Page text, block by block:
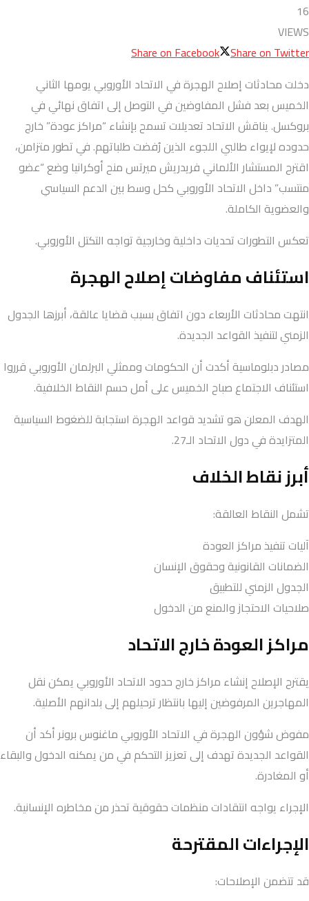
16
VIEWS
Share on Facebook Share on Twitter
دخلت محادثات إصلاح الهجرة في الاتحاد الأوروبي يومها الثاني
الخميس بعد فشل المفاوضين في التوصل إلى اتفاق نهائي في
بروكسل. يناقش الاتحاد تعديلات تسمح بإنشاء “مراكز عودة” خارج
حدوده لإيواء طالبي اللجوء الذين رُفضت طلباتهم. في تطور متزامن،
اقترح المستشار الألماني فريدريش ميرتس منح أوكرانيا وضع “عضو
منتسب” داخل الاتحاد الأوروبي كحل وسط بين الدعم السياسي
والعضوية الكاملة.
تعكس التطورات تحديات داخلية وخارجية تواجه التكتل الأوروبي.
استئناف مفاوضات إصلاح الهجرة
انتهت محادثات الأربعاء دون اتفاق بسبب قضايا عالقة، أبرزها الجدول
الزمني لتنفيذ القواعد الجديدة.
مصادر دبلوماسية أكدت أن الحكومات وممثلي البرلمان الأوروبي قرروا
استئناف الاجتماع صباح الخميس على أمل حسم النقاط الخلافية.
الهدف المعلن هو تشديد قواعد الهجرة استجابة للضغوط السياسية
المتزايدة في دول الاتحاد الـ27.
أبرز نقاط الخلاف
تشمل النقاط العالقة:
آليات تنفيذ مراكز العودة
الضمانات القانونية وحقوق الإنسان
الجدول الزمني للتطبيق
صلاحيات الاحتجاز والمنع من الدخول
مراكز العودة خارج الاتحاد
يقترح الإصلاح إنشاء مراكز خارج حدود الاتحاد الأوروبي يمكن نقل
المهاجرين المرفوضين إليها بانتظار ترحيلهم إلى بلدانهم الأصلية.
مفوض شؤون الهجرة في الاتحاد الأوروبي ماغنوس برونر أكد أن
القواعد الجديدة تهدف إلى تعزيز التحكم في من يمكنه الدخول والبقاء
أو المغادرة.
الإجراء يواجه انتقادات منظمات حقوقية تحذر من مخاطره الإنسانية.
الإجراءات المقترحة
قد تتضمن الإصلاحات: